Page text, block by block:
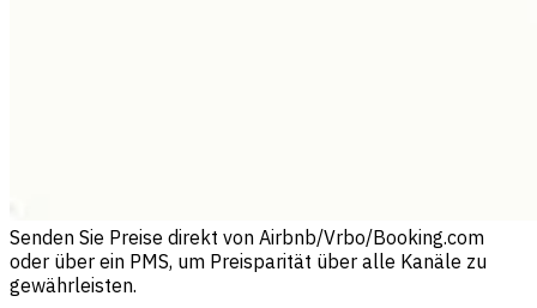
Senden Sie Preise direkt von Airbnb/Vrbo/Booking.com
oder über ein PMS, um Preisparität über alle Kanäle zu
gewährleisten.